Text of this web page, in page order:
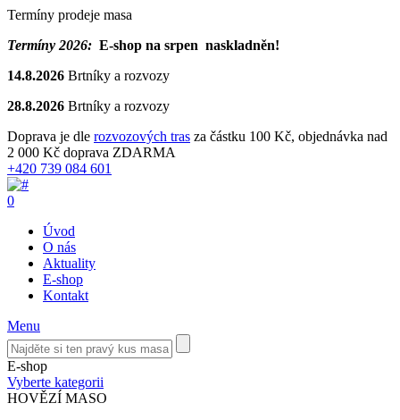
Termíny prodeje masa
Termíny 2026: E-shop na srpen naskladněn!
14.8.2026 Brtníky a rozvozy
28.8.2026 Brtníky a rozvozy
Doprava je dle rozvozových tras za částku 100 Kč, objednávka nad
2 000 Kč doprava ZDARMA
+420 739 084 601
0
Úvod
O nás
Aktuality
E-shop
Kontakt
Menu
E-shop
Vyberte kategorii
HOVĚZÍ MASO